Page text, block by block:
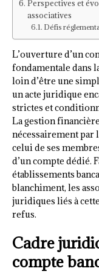
Perspectives et
associatives
Défis
L’ouverture d’un
fondamentale dans
loin d’être une
un acte juridique
strictes et
La gestion
nécessairement par
celui de ses
d’un compte dédié.
établissements
blanchiment, les
juridiques liés à
refus.
Cadre
compte